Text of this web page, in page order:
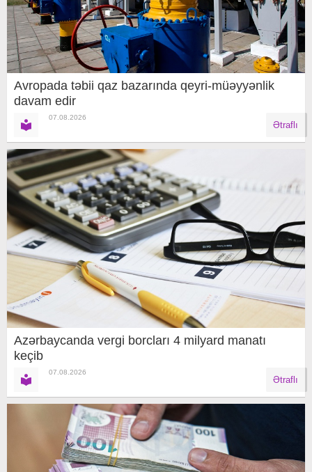
Avropada təbii qaz bazarında qeyri-müəyyənlik
davam edir
07.08.2026
Ətraflı
Azərbaycanda vergi borcları 4 milyard manatı
keçib
07.08.2026
Ətraflı